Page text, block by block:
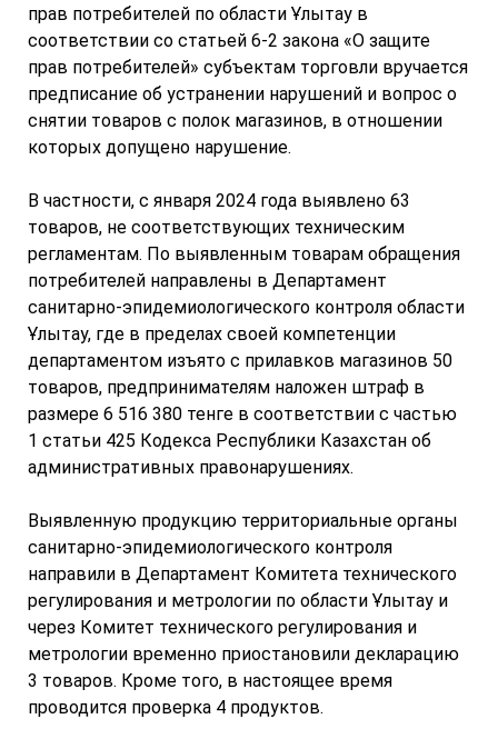
прав потребителей по области Ұлытау в
соответствии со статьей 6-2 закона «О защите
прав потребителей» субъектам торговли вручается
предписание об устранении нарушений и вопрос о
снятии товаров с полок магазинов, в отношении
которых допущено нарушение.
В частности, с января 2024 года выявлено 63
товаров, не соответствующих техническим
регламентам. По выявленным товарам обращения
потребителей направлены в Департамент
санитарно-эпидемиологического контроля области
Ұлытау, где в пределах своей компетенции
департаментом изъято с прилавков магазинов 50
товаров, предпринимателям наложен штраф в
размере 6 516 380 тенге в соответствии с частью
1 статьи 425 Кодекса Республики Казахстан об
административных правонарушениях.
Выявленную продукцию территориальные органы
санитарно-эпидемиологического контроля
направили в Департамент Комитета технического
регулирования и метрологии по области Ұлытау и
через Комитет технического регулирования и
метрологии временно приостановили декларацию
3 товаров. Кроме того, в настоящее время
проводится проверка 4 продуктов.